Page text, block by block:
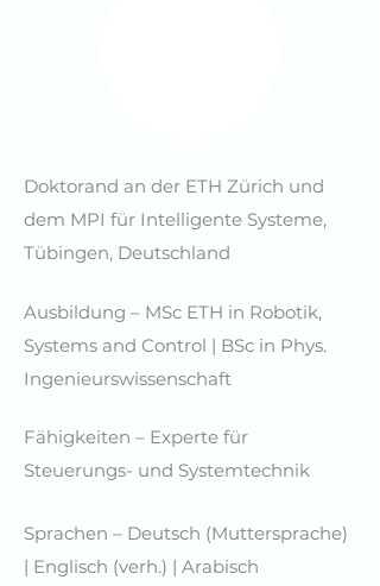
Doktorand an der ETH Zürich und
dem MPI für Intelligente Systeme,
Tübingen, Deutschland
Ausbildung – MSc ETH in Robotik,
Systems and Control | BSc in Phys.
Ingenieurswissenschaft
Fähigkeiten – Experte für
Steuerungs- und Systemtechnik
Sprachen – Deutsch (Muttersprache)
| Englisch (verh.) | Arabisch